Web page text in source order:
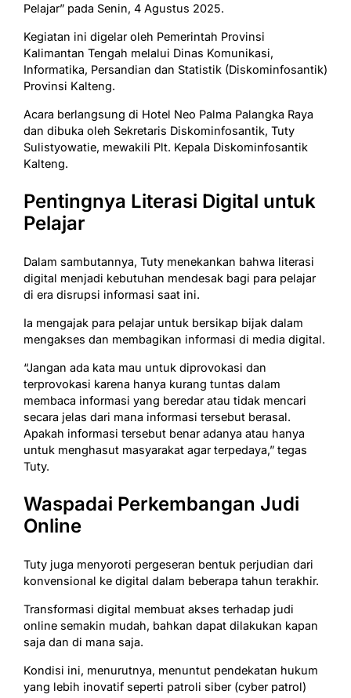
Pelajar” pada Senin, 4 Agustus 2025.
Kegiatan ini digelar oleh Pemerintah Provinsi
Kalimantan Tengah melalui Dinas Komunikasi,
Informatika, Persandian dan Statistik (Diskominfosantik)
Provinsi Kalteng.
Acara berlangsung di Hotel Neo Palma Palangka Raya
dan dibuka oleh Sekretaris Diskominfosantik, Tuty
Sulistyowatie, mewakili Plt. Kepala Diskominfosantik
Kalteng.
Pentingnya Literasi Digital untuk
Pelajar
Dalam sambutannya, Tuty menekankan bahwa literasi
digital menjadi kebutuhan mendesak bagi para pelajar
di era disrupsi informasi saat ini.
Ia mengajak para pelajar untuk bersikap bijak dalam
mengakses dan membagikan informasi di media digital.
“Jangan ada kata mau untuk diprovokasi dan
terprovokasi karena hanya kurang tuntas dalam
membaca informasi yang beredar atau tidak mencari
secara jelas dari mana informasi tersebut berasal.
Apakah informasi tersebut benar adanya atau hanya
untuk menghasut masyarakat agar terpedaya,” tegas
Tuty.
Waspadai Perkembangan Judi
Online
Tuty juga menyoroti pergeseran bentuk perjudian dari
konvensional ke digital dalam beberapa tahun terakhir.
Transformasi digital membuat akses terhadap judi
online semakin mudah, bahkan dapat dilakukan kapan
saja dan di mana saja.
Kondisi ini, menurutnya, menuntut pendekatan hukum
yang lebih inovatif seperti patroli siber (cyber patrol)